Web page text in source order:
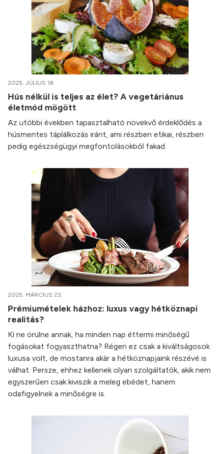
2025. JÚLIUS 18.
Hús nélkül is teljes az élet? A vegetáriánus
életmód mögött
Az utóbbi években tapasztalható növekvő érdeklődés a
húsmentes táplálkozás iránt, ami részben etikai, részben
pedig egészségügyi megfontolásokból fakad.
2025. MÁRCIUS 23.
Prémiumételek házhoz: luxus vagy hétköznapi
realitás?
Ki ne örülne annak, ha minden nap éttermi minőségű
fogásokat fogyaszthatna? Régen ez csak a kiváltságosok
luxusa volt, de mostanra akár a hétköznapjaink részévé is
válhat. Persze, ehhez kellenek olyan szolgáltatók, akik nem
egyszerűen csak kiviszik a meleg ebédet, hanem
odafigyelnek a minőségre is.